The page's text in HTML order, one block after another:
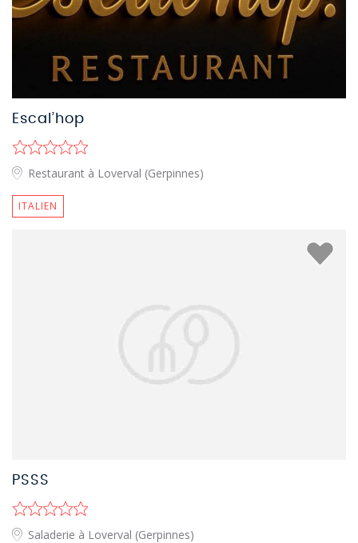
Escal’hop
Restaurant à Loverval (Gerpinnes)
ITALIEN
PSSS
Saladerie à Loverval (Gerpinnes)